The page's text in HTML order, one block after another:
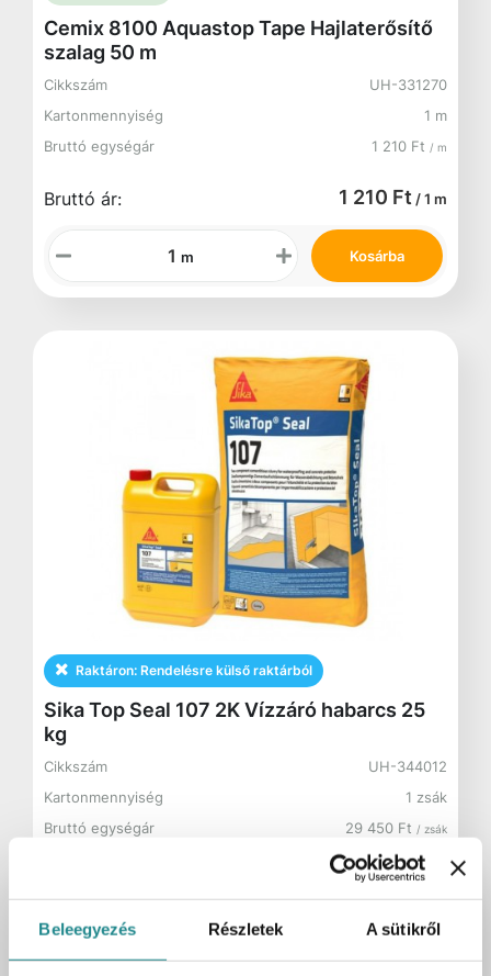
Beleegyezés Részletek A sütikről
Cemix 8100 Aquastop Tape Hajlaterősítő
szalag 50 m
Cikkszám
UH-331270
Kartonmennyiség
1 m
Bruttó egységár
1 210 Ft / m
Bruttó ár: 1 210 Ft / 1 m
m Kosárba
Raktáron: Rendelésre külső raktárból
Sika Top Seal 107 2K Vízzáró habarcs 25
kg
Cikkszám
UH-344012
Kartonmennyiség
1 zsák
Bruttó egységár
29 450 Ft / zsák
29 450 Ft/ 1 zsák
Kosárba